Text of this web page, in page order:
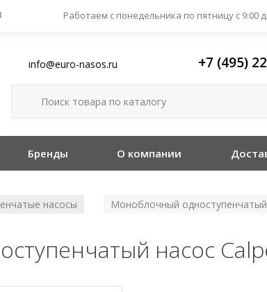
Работаем с понедельника по пятницу с 9:00
info@euro-nasos.ru +7 (495)
Бренды О компании
насосы Моноблочный
насос